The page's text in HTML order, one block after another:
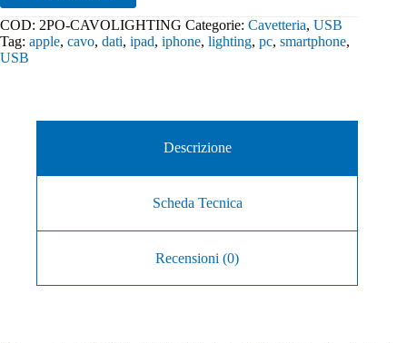
Lightning
1mt
quantità
COD: 2PO-CAVOLIGHTING Categorie: Cavetteria, USB
Tag: apple, cavo, dati, ipad, iphone, lighting, pc, smartphone,
USB
Descrizione
Scheda Tecnica
Recensioni (0)